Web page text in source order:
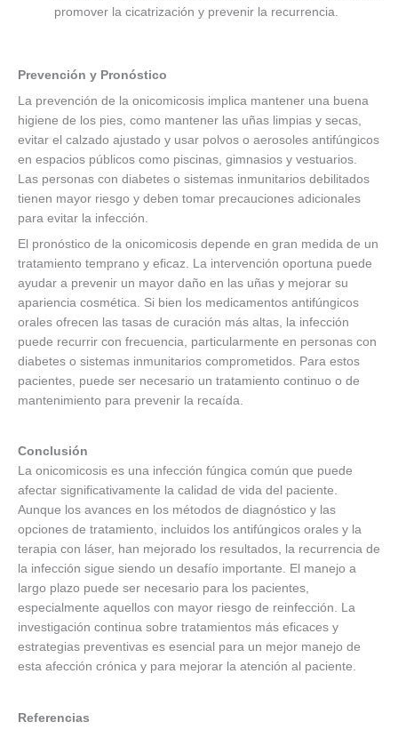
promover la cicatrización y prevenir la recurrencia.
Prevención y Pronóstico
La prevención de la onicomicosis implica mantener una buena
higiene de los pies, como mantener las uñas limpias y secas,
evitar el calzado ajustado y usar polvos o aerosoles antifúngicos
en espacios públicos como piscinas, gimnasios y vestuarios.
Las personas con diabetes o sistemas inmunitarios debilitados
tienen mayor riesgo y deben tomar precauciones adicionales
para evitar la infección.
El pronóstico de la onicomicosis depende en gran medida de un
tratamiento temprano y eficaz. La intervención oportuna puede
ayudar a prevenir un mayor daño en las uñas y mejorar su
apariencia cosmética. Si bien los medicamentos antifúngicos
orales ofrecen las tasas de curación más altas, la infección
puede recurrir con frecuencia, particularmente en personas con
diabetes o sistemas inmunitarios comprometidos. Para estos
pacientes, puede ser necesario un tratamiento continuo o de
mantenimiento para prevenir la recaída.
Conclusión
La onicomicosis es una infección fúngica común que puede
afectar significativamente la calidad de vida del paciente.
Aunque los avances en los métodos de diagnóstico y las
opciones de tratamiento, incluidos los antifúngicos orales y la
terapia con láser, han mejorado los resultados, la recurrencia de
la infección sigue siendo un desafío importante. El manejo a
largo plazo puede ser necesario para los pacientes,
especialmente aquellos con mayor riesgo de reinfección. La
investigación continua sobre tratamientos más eficaces y
estrategias preventivas es esencial para un mejor manejo de
esta afección crónica y para mejorar la atención al paciente.
Referencias